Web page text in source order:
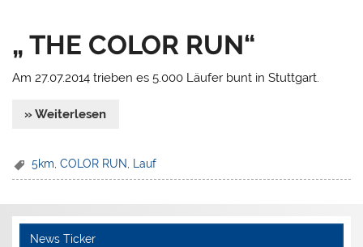
„ THE COLOR RUN“
Am 27.07.2014 trieben es 5.000 Läufer bunt in Stuttgart.
» Weiterlesen
5km ,COLOR RUN Lauf
News Ticker